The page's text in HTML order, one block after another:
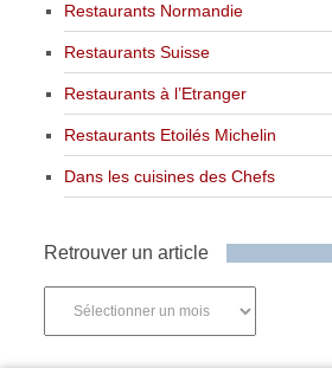
Restaurants Normandie
Restaurants Suisse
Restaurants à l’Etranger
Restaurants Etoilés Michelin
Dans les cuisines des Chefs
Retrouver un article